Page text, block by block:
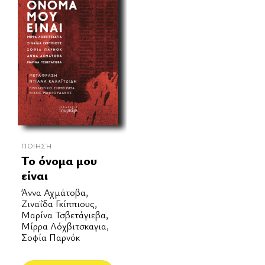
ΠΟΊΗΣΗ
Το όνομα μου
είναι
Άννα Αχμάτοβα,
Ζιναΐδα Γκίππιους,
Μαρίνα Τσβετάγιεβα,
Μίρρα Λόχβιτσκαγια,
Σοφία Παρνόκ